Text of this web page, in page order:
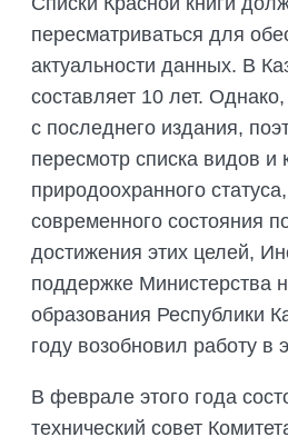
пересматриваться для
актуальности данных. В
составляет 10 лет.
с последнего издания,
пересмотр списка видов и
природоохранного
современного состояния
достижения этих целей,
поддержке Министерства
образования Республики
году возобновил работу в
В феврале этого года
технический совет